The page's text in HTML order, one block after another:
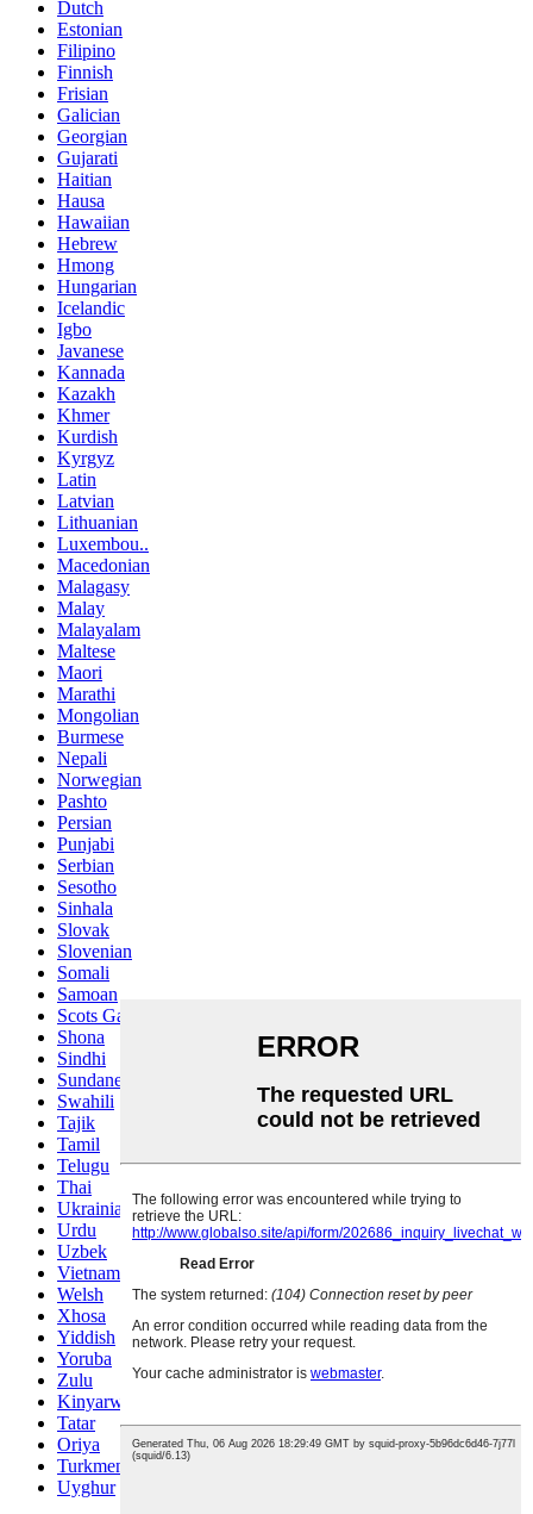
Dutch
Estonian
Filipino
Finnish
Frisian
Galician
Georgian
Gujarati
Haitian
Hausa
Hawaiian
Hebrew
Hmong
Hungarian
Icelandic
Igbo
Javanese
Kannada
Kazakh
Khmer
Kurdish
Kyrgyz
Latin
Latvian
Lithuanian
Luxembou..
Macedonian
Malagasy
Malay
Malayalam
Maltese
Maori
Marathi
Mongolian
Burmese
Nepali
Norwegian
Pashto
Persian
Punjabi
Serbian
Sesotho
Sinhala
Slovak
Slovenian
Somali
Samoan
Scots Gaelic
Shona
Sindhi
Sundanese
Swahili
Tajik
Tamil
Telugu
Thai
Ukrainian
Urdu
Uzbek
Vietnamese
Welsh
Xhosa
Yiddish
Yoruba
Zulu
Kinyarwanda
Tatar
Oriya
Turkmen
Uyghur